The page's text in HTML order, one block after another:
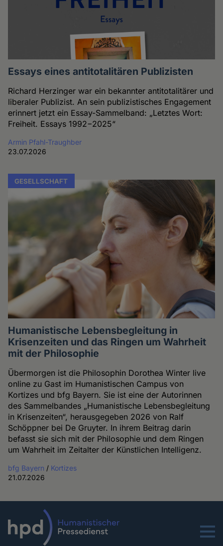
Essays eines antitotalitären Publizisten
Richard Herzinger war ein bekannter antitotalitärer und
liberaler Publizist. An sein publizistisches Engagement
erinnert jetzt ein Essay-Sammelband: „Letztes Wort:
Freiheit. Essays 1992−2025“
Armin Pfahl-Traughber
23.07.2026
GESELLSCHAFT
Humanistische Lebensbegleitung in
Krisenzeiten und das Ringen um Wahrheit
mit der Philosophie
Übermorgen ist die Philosophin Dorothea Winter live
online zu Gast im Humanistischen Campus von
Kortizes und bfg Bayern. Sie ist eine der Autorinnen
des Sammelbandes „Humanistische Lebensbegleitung
in Krisenzeiten“, herausgegeben 2026 von Ralf
Schöppner bei De Gruyter. In ihrem Beitrag darin
befasst sie sich mit der Philosophie und dem Ringen
um Wahrheit im Zeitalter der Künstlichen Intelligenz.
bfg Bayern / Kortizes
21.07.2026
Menu